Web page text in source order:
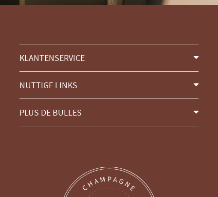
KLANTENSERVICE
NUTTIGE LINKS
PLUS DE BULLES